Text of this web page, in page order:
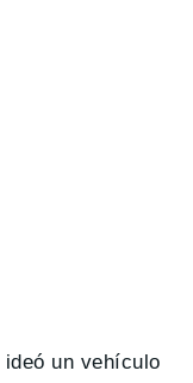
ideó un vehículo